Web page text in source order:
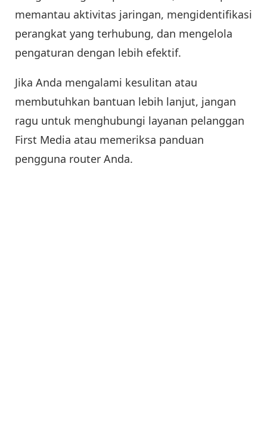
memantau aktivitas jaringan, mengidentifikasi
perangkat yang terhubung, dan mengelola
pengaturan dengan lebih efektif.
Jika Anda mengalami kesulitan atau
membutuhkan bantuan lebih lanjut, jangan
ragu untuk menghubungi layanan pelanggan
First Media atau memeriksa panduan
pengguna router Anda.